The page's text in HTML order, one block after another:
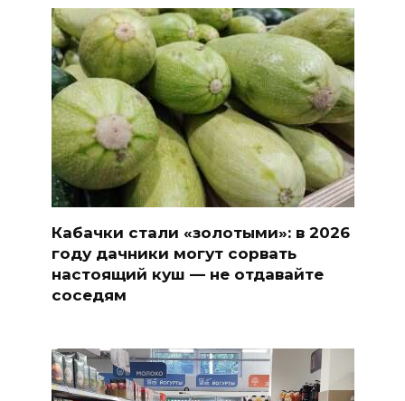
Кабачки стали «золотыми»: в 2026
году дачники могут сорвать
настоящий куш — не отдавайте
соседям